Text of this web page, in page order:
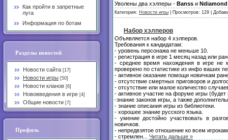
Как пройти в запретные
луга
Информация по ботам
Разделы новостей
Новости сайта [17]
Новости игры [50]
Новости кланов [6]
Нововведения в игре [4]
Общие новости [7]
Профиль
Уволены два хэлперы - Banss и Ndiamond
Категория: Новости игры | Просмотров: 129 |
Набор хэлперов
Объявляется набор 4 хэлперов.
Требования к кандидатам:
- уровень персонажа не меньше 10.
- регистрация в игре 1 месяц назад или
- среднее время нахождения в игре не
проверено по статистике из инфо ваших
- активное оказание помощи новичкам
- отсутствие смертных приговоров и
- отсутствие или малое количество
- активное участие на форуме игры
-знание законов игры, а также
- знание описания игры из библиотеки.
- хорошее знание русского языка.
- умение достойно участвовать в
новичков.
- непредвзятое отношение ко всем
- стремлен
Читать дальше »